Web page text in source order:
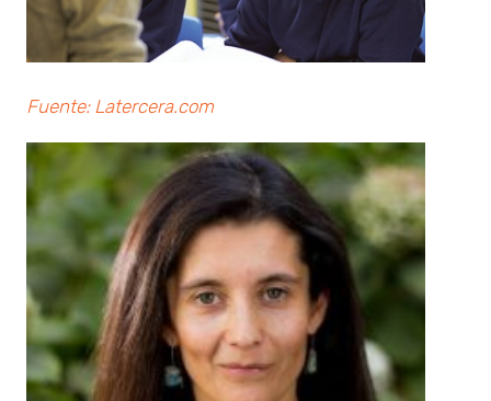
Fuente: Latercera.com